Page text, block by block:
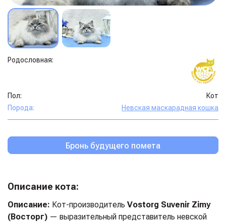
Родословная:
Пол:
Кот
Порода:
Невская маскарадная кошка
Бронь будущего помета
Описание кота:
Описание: Кот-производитель Vostorg Suvenir Zimy
(Восторг) — выразительный представитель невской